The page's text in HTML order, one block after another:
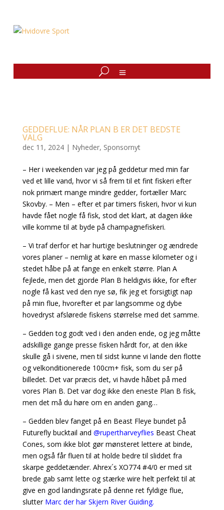
GEDDEFLUE: NÅR PLAN B ER DET BEDSTE
VALG
dec 11, 2024| Nyheder, Sponsornyt
– Her i weekenden var jeg på geddetur med min far
ved et lille vand, hvor vi så frem til et fint fiskeri efter
nok primært mange mindre gedder, fortæller Marc
Skovby. – Men – efter et par timers fiskeri, hvor vi kun
havde fået nogle få fisk, stod det klart, at dagen ikke
ville komme til at byde på champagnefiskeri.
– Vi traf derfor et har hurtige beslutninger og ændrede
vores planer – nemlig at køre en masse kilometer og i
stedet håbe på at fange en enkelt større. Plan A
fejlede, men det gjorde Plan B heldigvis ikke, for efter
nogle få kast ved den nye sø, fik jeg et forsigtigt nap
på min flue, hvorefter et par langsomme og dybe
hovedryst afslørede fiskens størrelse med det samme.
– Gedden tog godt ved i den anden ende, og jeg måtte
adskillige gange presse fisken hårdt for, at den ikke
skulle gå i sivene, men til sidst kunne vi lande den flotte
og velkonditionerede 100cm+ fisk, som du ser på
billedet. Det var præcis det, vi havde håbet på med
vores Plan B. Det var dog ikke den eneste Plan B fisk,
men det må du høre om en anden gang…
– Gedden blev fanget på en Beast Fleye bundet på
Futurefly bucktail and @rupertharveyflies Beast Cheat
Cones, som ikke blot gør mønsteret lettere at binde,
men også får fluen til at holde bedre til sliddet fra
skarpe geddetænder. Ahrex´s XO774 #4/0 er med sit
brede gab samt lette og stærke wire helt perfekt til at
give en god landingsrate på denne ret fyldige flue,
slutterMarc der har Skjern River Guiding.